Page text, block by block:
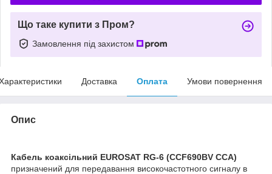
Що таке купити з Пром?
Замовлення під захистом
Доставка Оплата Умови повернення
Опис
Кабель коаксільний EUROSAT RG-6 (CCF690BV ССА)
призначений для передавання високочастотного сигналу в